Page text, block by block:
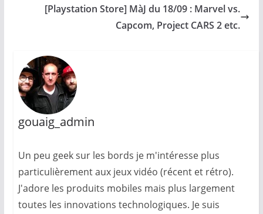
[Playstation Store] MàJ du 18/09 : Marvel vs.
Capcom, Project CARS 2 etc.
gouaig_admin
Un peu geek sur les bords je m'intéresse plus
particulièrement aux jeux vidéo (récent et rétro).
J'adore les produits mobiles mais plus largement
toutes les innovations technologiques. Je suis